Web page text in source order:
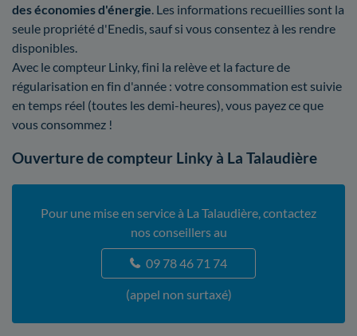
des économies d'énergie . Les informations recueillies sont la
seule propriété d'Enedis, sauf si vous consentez à les rendre
disponibles.
Avec le compteur Linky, fini la relève et la facture de
régularisation en fin d'année : votre consommation est suivie
en temps réel (toutes les demi-heures), vous payez ce que
vous consommez !
Ouverture de compteur Linky à La Talaudière
Pour une mise en service à La Talaudière, contactez
nos conseillers au
09 78 46 71 74
(appel non surtaxé)